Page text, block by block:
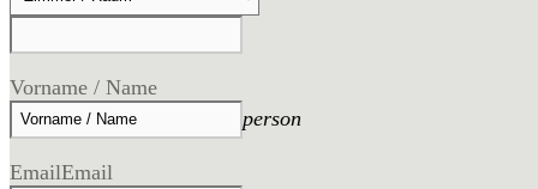
Vorname / Name
person
EmailEmail